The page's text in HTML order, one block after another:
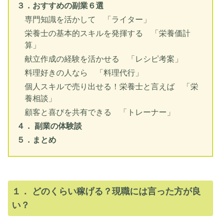
３．おすすめの副業６選
専門知識を活かして 「ライター」
栄養士の基本的スキルを発揮する 「栄養価計
算」
献立作成の経験を活かせる 「レシピ考案」
料理好きの人なら 「料理代行」
個人スキルで売り出せる！栄養士と言えば 「栄
養相談」
顧客と喜びを共有できる 「トレーナー」
４． 副業の体験談
５．まとめ
１． どのくらい稼げる？現職には言った方が良
い？